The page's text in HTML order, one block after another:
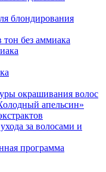
блондирования
без аммиака
окрашивания волос
апельсин»
за волосами и
программа